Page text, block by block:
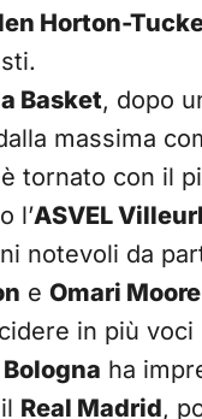
Horton-
Basket, dopo
massima
tornato con il
l’ASVEL
notevoli da
e Omari Moore
in più
ha
Real Madrid,